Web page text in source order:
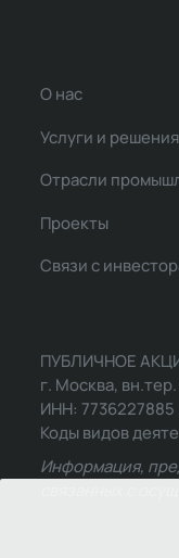
О нас
Услуги и решения
Отрасли
Проекты
Связи с
ПУБЛИЧНОЕ
г. Москва,
ИНН:
Коды видов
Информация,